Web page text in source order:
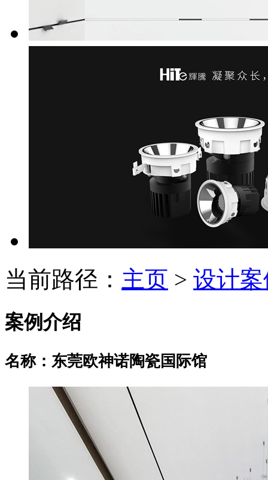
当前路径： 主页 > 设计
案例介绍
名称：东莞欧神诺陶瓷国际馆